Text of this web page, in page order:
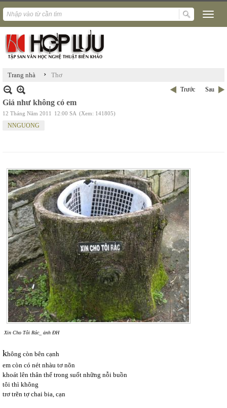
Trang nhà › Thơ
Trước Sau
Giá như không có em
12 Tháng Năm 2011 12:00 SA (Xem: 141805)
NNGUONG
Xin Cho Tôi Rác_ ảnh ĐH
không còn bên cạnh
em còn có nét nhàu tơ nõn
khoát lên thân thể trong suốt những nỗi buồn
tôi thì không
trơ trẽn tợ chai bia, cạn